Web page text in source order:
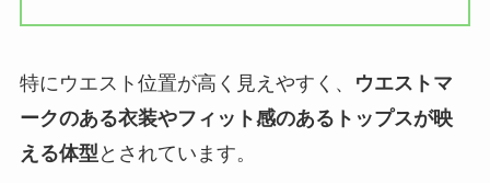
特にウエスト位置が高く見えやすく、
ウエストマ
ークのある衣装やフィット感のあるトップスが映
える体型 とされています。